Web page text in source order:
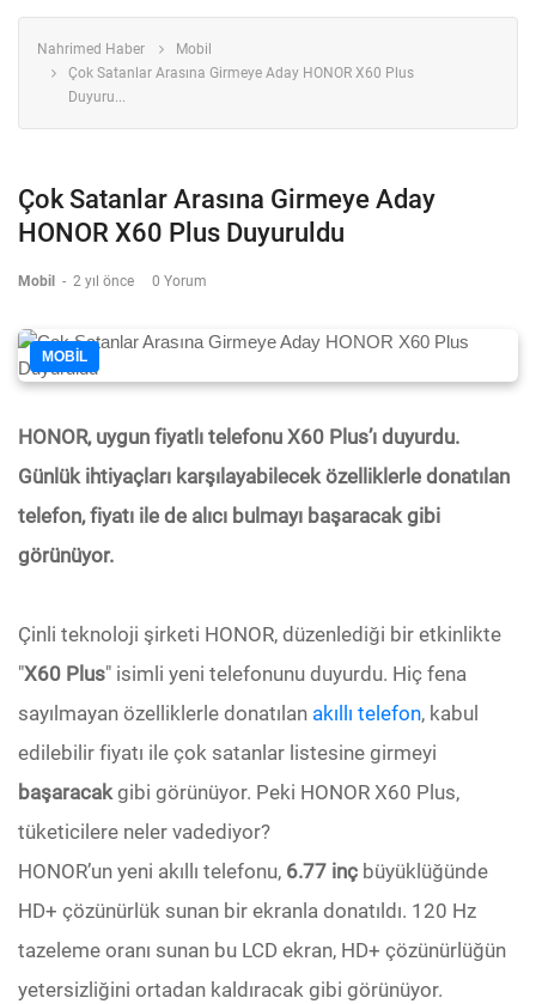
Nahrimed Haber
Mobil
Çok Satanlar Arasına Girmeye Aday HONOR X60 Plus
Duyuru...
Çok Satanlar Arasına Girmeye Aday
HONOR X60 Plus Duyuruldu
Mobil - 2 yıl önce 0 Yorum
MOBIL
HONOR, uygun fiyatlı telefonu X60 Plus’ı duyurdu.
Günlük ihtiyaçları karşılayabilecek özelliklerle donatılan
telefon, fiyatı ile de alıcı bulmayı başaracak gibi
görünüyor.
Çinli teknoloji şirketi HONOR, düzenlediği bir etkinlikte
"X60 Plus" isimli yeni telefonunu duyurdu. Hiç fena
sayılmayan özelliklerle donatılan akıllı telefon, kabul
edilebilir fiyatı ile çok satanlar listesine girmeyi
başaracakgibi görünüyor. Peki HONOR X60 Plus,
tüketicilere neler vadediyor?
HONOR’un yeni akıllı telefonu, 6.77 inç büyüklüğünde
HD+ çözünürlük sunan bir ekranla donatıldı. 120 Hz
tazeleme oranı sunan bu LCD ekran, HD+ çözünürlüğün
yetersizliğini ortadan kaldıracak gibi görünüyor.